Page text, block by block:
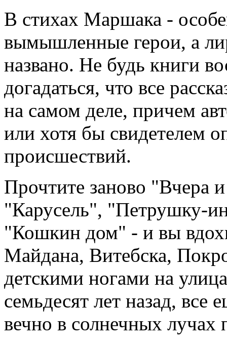
В стихах Маршака -
вымышленные герои, а
названо. Не будь книги
догадаться, что все
на самом деле, причем
или хотя бы свидетелем
происшествий.
Прочтите заново "Вчера
"Карусель", "Петрушку-
"Кошкин дом" - и вы
Майдана, Витебска,
детскими ногами на
семьдесят лет назад, все
вечно в солнечных